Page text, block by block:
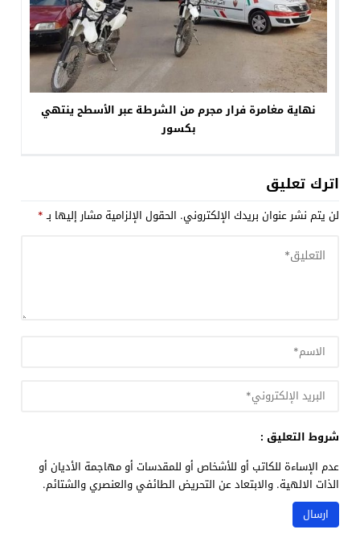
نهاية مغامرة فرار مجرم من الشرطة عبر الأسطح ينتهي
بكسور
اترك تعليق
لن يتم نشر عنوان بريدك الإلكتروني. الحقول الإلزامية مشار إليها بـ*
شروط التعليق :
عدم الإساءة للكاتب أو للأشخاص أو للمقدسات أو مهاجمة الأديان أو
الذات الالهية. والابتعاد عن التحريض الطائفي والعنصري والشتائم.